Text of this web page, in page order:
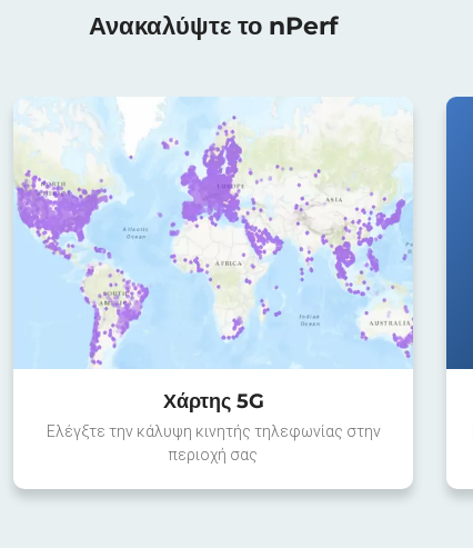
Ανακαλύψτε το nPerf
Χάρτης 5G
Ελέγξτε την κάλυψη κινητής τηλεφωνίας στην
περιοχή σας